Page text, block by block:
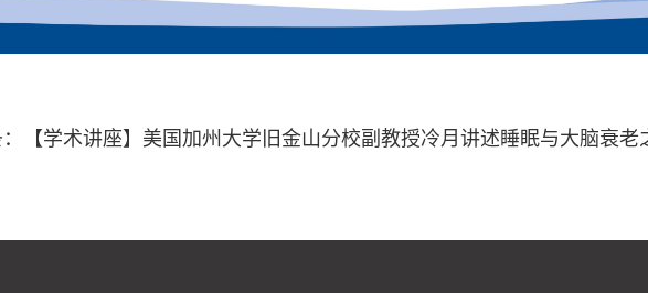
【学术讲座】美国加州大学旧金山分校副教授冷月讲述睡眠与大脑衰老